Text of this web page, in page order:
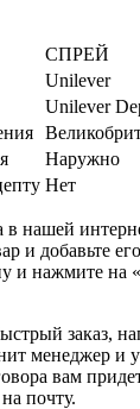
СПРЕЙ
Unilever
Unilever
Наружно
Нет
в нашей
и добавьте
и нажмите на
заказ,
менеджер и
вам
почту.